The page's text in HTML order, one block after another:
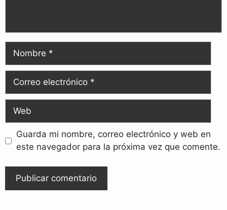
Guarda mi nombre, correo electrónico y web en
este navegador para la próxima vez que comente.